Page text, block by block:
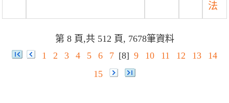
法
第 8 頁,共 512 頁, 7678筆資料
1
2 3 4 5 6 7 [8] 9 10 11 12 13
14
15